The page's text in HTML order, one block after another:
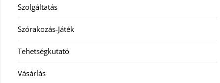
Szolgáltatás
Szórakozás-Játék
Tehetségkutató
Vásárlás